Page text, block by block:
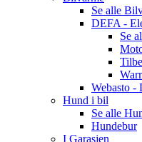
Se alle
DEFA -
Se
Webasto -
Hund i bil
Se alle
Hundebur
I Garasjen